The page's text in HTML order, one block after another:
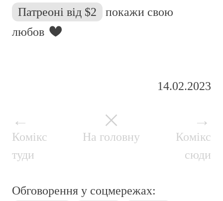
Патреоні від $2
покажи свою
любов ︎
14.02.2023
←
Комікс
туди
︎
На головну
→
Комікс
сюди
Обговорення у соцмережах: